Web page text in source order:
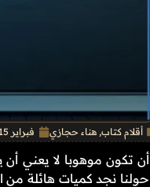
أقلام كتاب, هناء حجازي فبراير 15, 2023
أن تكون موهوبا لا يعني
حولنا نجد كميات هائلة من